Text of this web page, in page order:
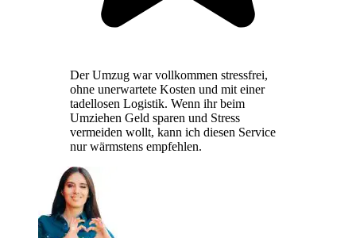
Der Umzug war vollkommen stressfrei,
ohne unerwartete Kosten und mit einer
tadellosen Logistik. Wenn ihr beim
Umziehen Geld sparen und Stress
vermeiden wollt, kann ich diesen Service
nur wärmstens empfehlen.